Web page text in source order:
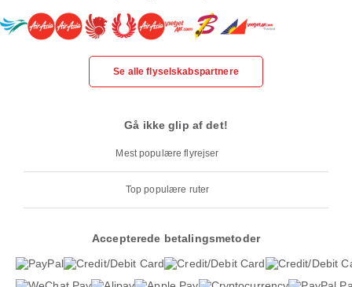
Se alle flyselskabspartnere
Gå ikke glip af det!
Mest populære flyrejser
Top populære ruter
Accepterede betalingsmetoder